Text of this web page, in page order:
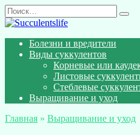
Перейти
к
Search
for:
Болезни и вредители
Виды суккулентов
Корневые или
Листовые
Стеблевые
Выращивание и уход
Главная » Выращивание и уход